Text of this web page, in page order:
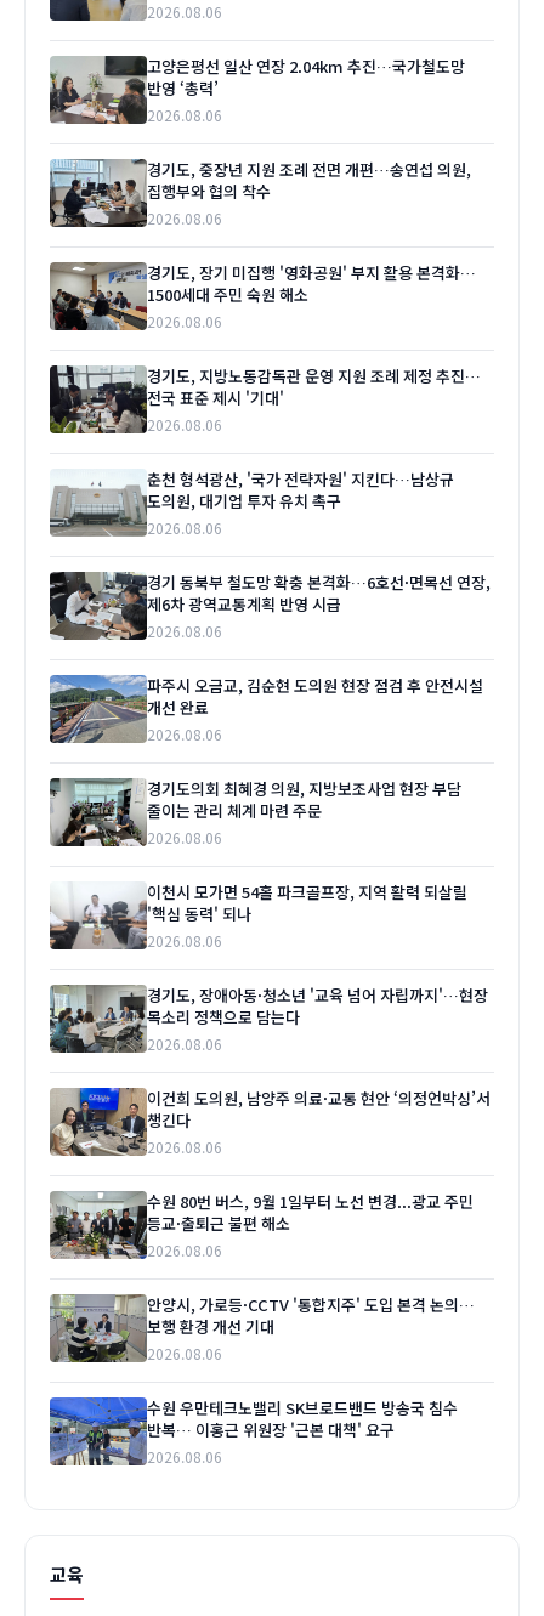
2026.08.06
고양은평선 일산 연장 2.04km 추진…국가철도망
반영 ‘총력’
2026.08.06
경기도, 중장년 지원 조례 전면 개편…송연섭 의원,
집행부와 협의 착수
2026.08.06
경기도, 장기 미집행 '영화공원' 부지 활용 본격화…
1500세대 주민 숙원 해소
2026.08.06
경기도, 지방노동감독관 운영 지원 조례 제정 추진…
전국 표준 제시 '기대'
2026.08.06
춘천 형석광산, '국가 전략자원' 지킨다…남상규
도의원, 대기업 투자 유치 촉구
2026.08.06
경기 동북부 철도망 확충 본격화…6호선·면목선 연장,
제6차 광역교통계획 반영 시급
2026.08.06
파주시 오금교, 김순현 도의원 현장 점검 후 안전시설
개선 완료
2026.08.06
경기도의회 최혜경 의원, 지방보조사업 현장 부담
줄이는 관리 체계 마련 주문
2026.08.06
이천시 모가면 54홀 파크골프장, 지역 활력 되살릴
'핵심 동력' 되나
2026.08.06
경기도, 장애아동·청소년 '교육 넘어 자립까지'…현장
목소리 정책으로 담는다
2026.08.06
이건희 도의원, 남양주 의료·교통 현안 ‘의정언박싱’서
챙긴다
2026.08.06
수원 80번 버스, 9월 1일부터 노선 변경...광교 주민
등교·출퇴근 불편 해소
2026.08.06
안양시, 가로등·CCTV '통합지주' 도입 본격 논의…
보행 환경 개선 기대
2026.08.06
수원 우만테크노밸리 SK브로드밴드 방송국 침수
반복… 이홍근 위원장 '근본 대책' 요구
2026.08.06
교육